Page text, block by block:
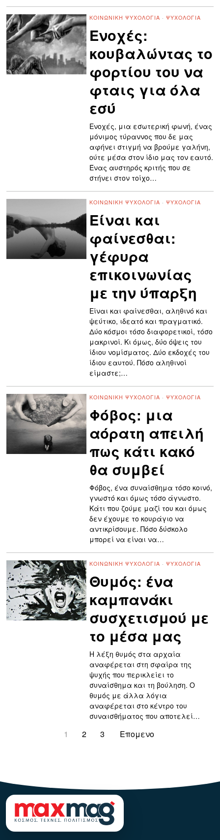
ΚΟΙΝΩΝΙΚΉ ΨΥΧΟΛΟΓΊΑ · ΨΥΧΟΛΟΓΊΑ
Ενοχές:
κουβαλώντας το
φορτίου του να
φταις για όλα
εσύ
Ενοχές, μια εσωτερική φωνή, ένας
μόνιμος τύραννος που δε μας
αφήνει στιγμή να βρούμε γαλήνη,
ούτε μέσα στον ίδιο μας τον εαυτό.
Ένας αυστηρός κριτής που σε
στήνει στον τοίχο…
ΚΟΙΝΩΝΙΚΉ ΨΥΧΟΛΟΓΊΑ · ΨΥΧΟΛΟΓΊΑ
Είναι και
φαίνεσθαι:
γέφυρα
επικοινωνίας
με την ύπαρξη
Είναι και φαίνεσθαι, αληθινό και
ψεύτικο, ιδεατό και πραγματικό.
Δύο κόσμοι τόσο διαφορετικοί, τόσο
μακρινοί. Κι όμως, δύο όψεις του
ίδιου νομίσματος. Δύο εκδοχές του
ίδιου εαυτού. Πόσο αληθινοί
είμαστε;…
ΚΟΙΝΩΝΙΚΉ ΨΥΧΟΛΟΓΊΑ · ΨΥΧΟΛΟΓΊΑ
Φόβος: μια
αόρατη απειλή
πως κάτι κακό
θα συμβεί
Φόβος, ένα συναίσθημα τόσο κοινό,
γνωστό και όμως τόσο άγνωστο.
Κάτι που ζούμε μαζί του και όμως
δεν έχουμε το κουράγιο να
αντικρίσουμε. Πόσο δύσκολο
μπορεί να είναι να…
ΚΟΙΝΩΝΙΚΉ ΨΥΧΟΛΟΓΊΑ · ΨΥΧΟΛΟΓΊΑ
Θυμός: ένα
καμπανάκι
συσχετισμού με
το μέσα μας
Η λέξη θυμός στα αρχαία
αναφέρεται στη σφαίρα της
ψυχής που περικλείει το
συναίσθημα και τη βούληση. Ο
θυμός με άλλα λόγια
αναφέρεται στο κέντρο του
συναισθήματος που αποτελεί…
1 2 3 Επομενο